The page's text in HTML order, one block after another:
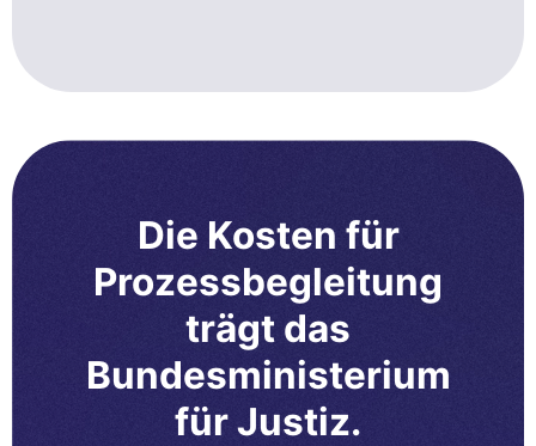
Die Kosten für
Prozessbegleitung
trägt das
Bundesministerium
für Justiz.